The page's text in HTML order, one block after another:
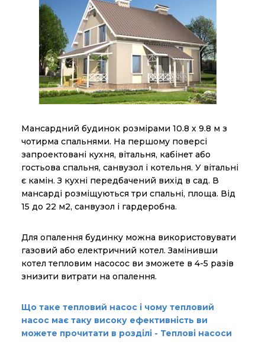
Мансардний будинок розмірами 10.8 х 9.8 м з
чотирма спальнями. На першому поверсі
запроектовані кухня, вітальня, кабінет або
гостьова спальня, санвузол і котельня. У вітальні
є камін. З кухні передбачений вихід в сад. В
мансарді розміщуються три спальні, площа. Від
15 до 22 м2, санвузол і гардеробна.
Для опалення будинку можна використовувати
газовий або електричний котел. Замінивши
котел тепловим насосос ви зможете в 4-5 разів
знизити витрати на опалення.
Що таке тепловий насос і чому тепловий
насос має таку високу ефективність ви
можете прочитати в розділі - Теплові насоси